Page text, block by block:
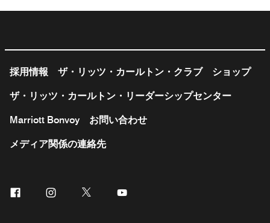
採用情報 ザ・リッツ・カールトン・クラブ ショップ
ザ・リッツ・カールトン・リーダーシップセンター
Marriott Bonvoy お問い合わせ
メディア関係の連絡先
Facebook Instagram Twitter